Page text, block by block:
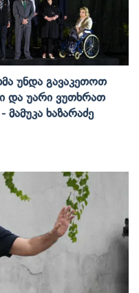
Უნდა Გავაკეთოთ
Და Უარი Ვუთხრათ
Ხაზარაძე